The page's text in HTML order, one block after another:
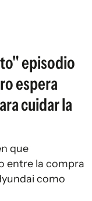
episodio
espera
cuidar la
que
entre la compra
como